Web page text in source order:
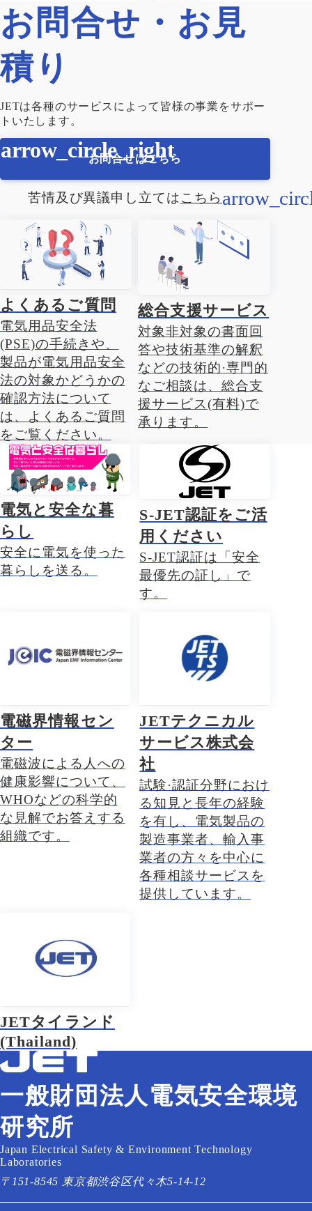
お問合せ・お見
積り
JETは各種のサービスによって皆様の事業をサポー
トいたします。
お問合せはこちら
苦情及び異議申し立てはこちら
よくあるご質問
電気用品安全法
(PSE)の手続きや、
製品が電気用品安全
法の対象かどうかの
確認方法について
は、よくあるご質問
をご覧ください。
総合支援サービス
対象非対象の書面回
答や技術基準の解釈
などの技術的·専門的
なご相談は、総合支
援サービス(有料)で
承ります。
電気と安全な暮
らし
安全に電気を使った
暮らしを送る。
S-JET認証をご活
用ください
S-JET認証は「安全
最優先の証し」で
す。
電磁界情報セン
ター
電磁波による人への
健康影響について、
WHOなどの科学的
な見解でお答えする
組織です。
JETテクニカル
サービス株式会
社
試験·認証分野におけ
る知見と長年の経験
を有し、電気製品の
製造事業者、輸入事
業者の方々を中心に
各種相談サービスを
提供しています。
JETタイランド
(Thailand)
一般財団法人電気安全環境
研究所
Japan Electrical Safety & Environment Technology
Laboratories
〒151-8545 東京都渋谷区代々木5-14-12